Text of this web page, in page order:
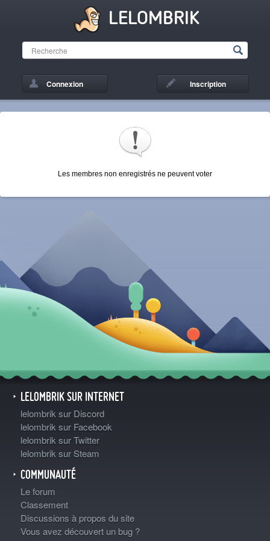
LELOMBRIK
Connexion Inscription
Les membres non enregistrés ne peuvent voter
LELOMBRIK SUR INTERNET
lelombrik sur Discord
lelombrik sur Facebook
lelombrik sur Twitter
lelombrik sur Steam
COMMUNAUTÉ
Le forum
Classement
Discussions à propos du site
Vous avez découvert un bug ?